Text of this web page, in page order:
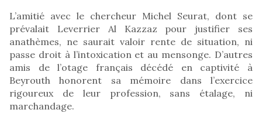
L’amitié avec le chercheur Michel Seurat, dont se
prévalait Leverrier Al Kazzaz pour justifier ses
anathèmes, ne saurait valoir rente de situation, ni
passe droit à l’intoxication et au mensonge. D’autres
amis de l’otage français décédé en captivité à
Beyrouth honorent sa mémoire dans l’exercice
rigoureux de leur profession, sans étalage, ni
marchandage.